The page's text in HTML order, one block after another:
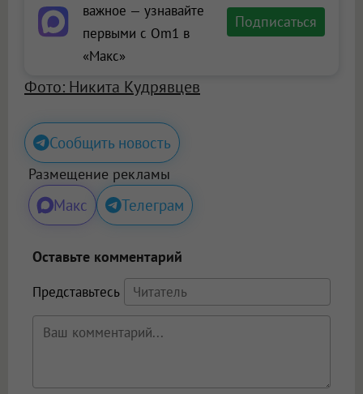
важное — узнавайте
первыми с Om1 в
«Макс»
Подписаться
Фото: Никита Кудрявцев
Сообщить новость
Размещение рекламы
Макс Телеграм
Оставьте комментарий
Представьтесь